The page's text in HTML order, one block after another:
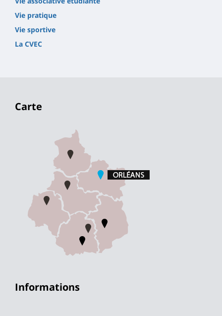
Vie pratique
Vie sportive
La CVEC
Carte
Informations